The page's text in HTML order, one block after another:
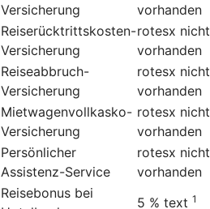
Versicherung
vorhanden
Reiserücktrittskosten-
Versicherung
rotesx nicht
vorhanden
Reiseabbruch-
Versicherung
rotesx nicht
vorhanden
Mietwagenvollkasko-
Versicherung
rotesx nicht
vorhanden
Persönlicher
Assistenz-Service
rotesx nicht
vorhanden
Reisebonus bei
5 % text 1